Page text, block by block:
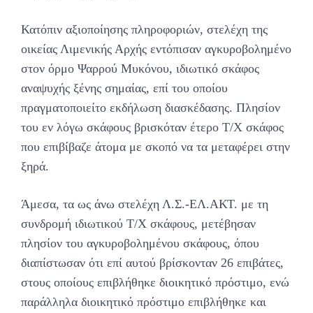
Κατόπιν αξιοποίησης πληροφοριών, στελέχη της
οικείας Λιμενικής Αρχής εντόπισαν αγκυροβολημένο
στον όρμο Ψαρρού Μυκόνου, ιδιωτικό σκάφος
αναψυχής ξένης σημαίας, επί του οποίου
πραγματοποιείτο εκδήλωση διασκέδασης. Πλησίον
του εν λόγω σκάφους βρισκόταν έτερο Τ/Χ σκάφος
που επιβίβαζε άτομα με σκοπό να τα μεταφέρει στην
ξηρά.
Άμεσα, τα ως άνω στελέχη Λ.Σ.-ΕΛ.ΑΚΤ. με τη
συνδρομή ιδιωτικού Τ/Χ σκάφους, μετέβησαν
πλησίον του αγκυροβολημένου σκάφους, όπου
διαπίστωσαν ότι επί αυτού βρίσκονταν 26 επιβάτες,
στους οποίους επιβλήθηκε διοικητικό πρόστιμο, ενώ
παράλληλα διοικητικό πρόστιμο επιβλήθηκε και